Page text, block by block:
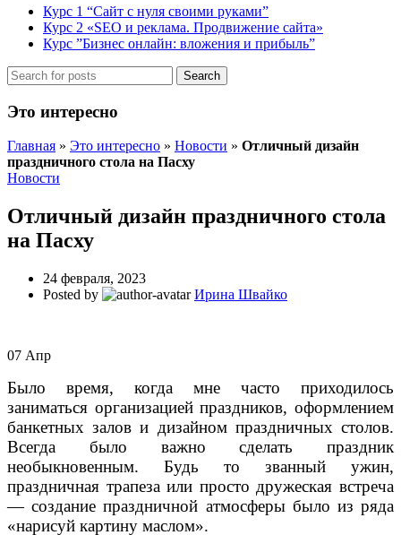
Курс 1 “Сайт с нуля своими руками”
Курс 2 «SEO и реклама. Продвижение сайта»
Курс ”Бизнес онлайн: вложения и прибыль”
Search
Это интересно
Главная » Это интересно » Новости » Отличный дизайн
праздничного стола на Пасху
Новости
Отличный дизайн праздничного стола
на Пасху
24 февраля, 2023
Posted by
Ирина Швайко
07 Апр
Было время, когда мне часто приходилось
заниматься организацией праздников, оформлением
банкетных залов и дизайном праздничных столов.
Всегда было важно сделать праздник
необыкновенным. Будь то званный ужин,
праздничная трапеза или просто дружеская встреча
— создание праздничной атмосферы было из ряда
«нарисуй картину маслом».